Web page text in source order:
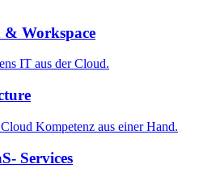
Workspace
IT aus der Cloud.
Kompetenz aus einer Hand.
Services